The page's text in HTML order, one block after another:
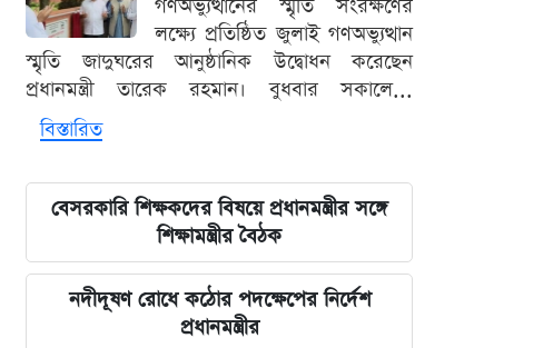
গণঅভ্যুত্থানের স্মৃতি সংরক্ষণের
লক্ষ্যে প্রতিষ্ঠিত জুলাই গণঅভ্যুত্থান
স্মৃতি জাদুঘরের আনুষ্ঠানিক উদ্বোধন করেছেন
প্রধানমন্ত্রী তারেক রহমান। বুধবার সকালে...
বিস্তারিত
বেসরকারি শিক্ষকদের বিষয়ে প্রধানমন্ত্রীর সঙ্গে
শিক্ষামন্ত্রীর বৈঠক
নদীদূষণ রোধে কঠোর পদক্ষেপের নির্দেশ
প্রধানমন্ত্রীর